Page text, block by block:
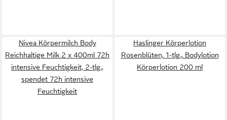
Nivea Körpermilch Body
Reichhaltige Milk 2 x 400ml 72h
intensive Feuchtigkeit, 2-tlg.,
spendet 72h intensive
Feuchtigkeit
Haslinger Körperlotion
Rosenblüten, 1-tlg., Bodylotion
Körperlotion 200 ml